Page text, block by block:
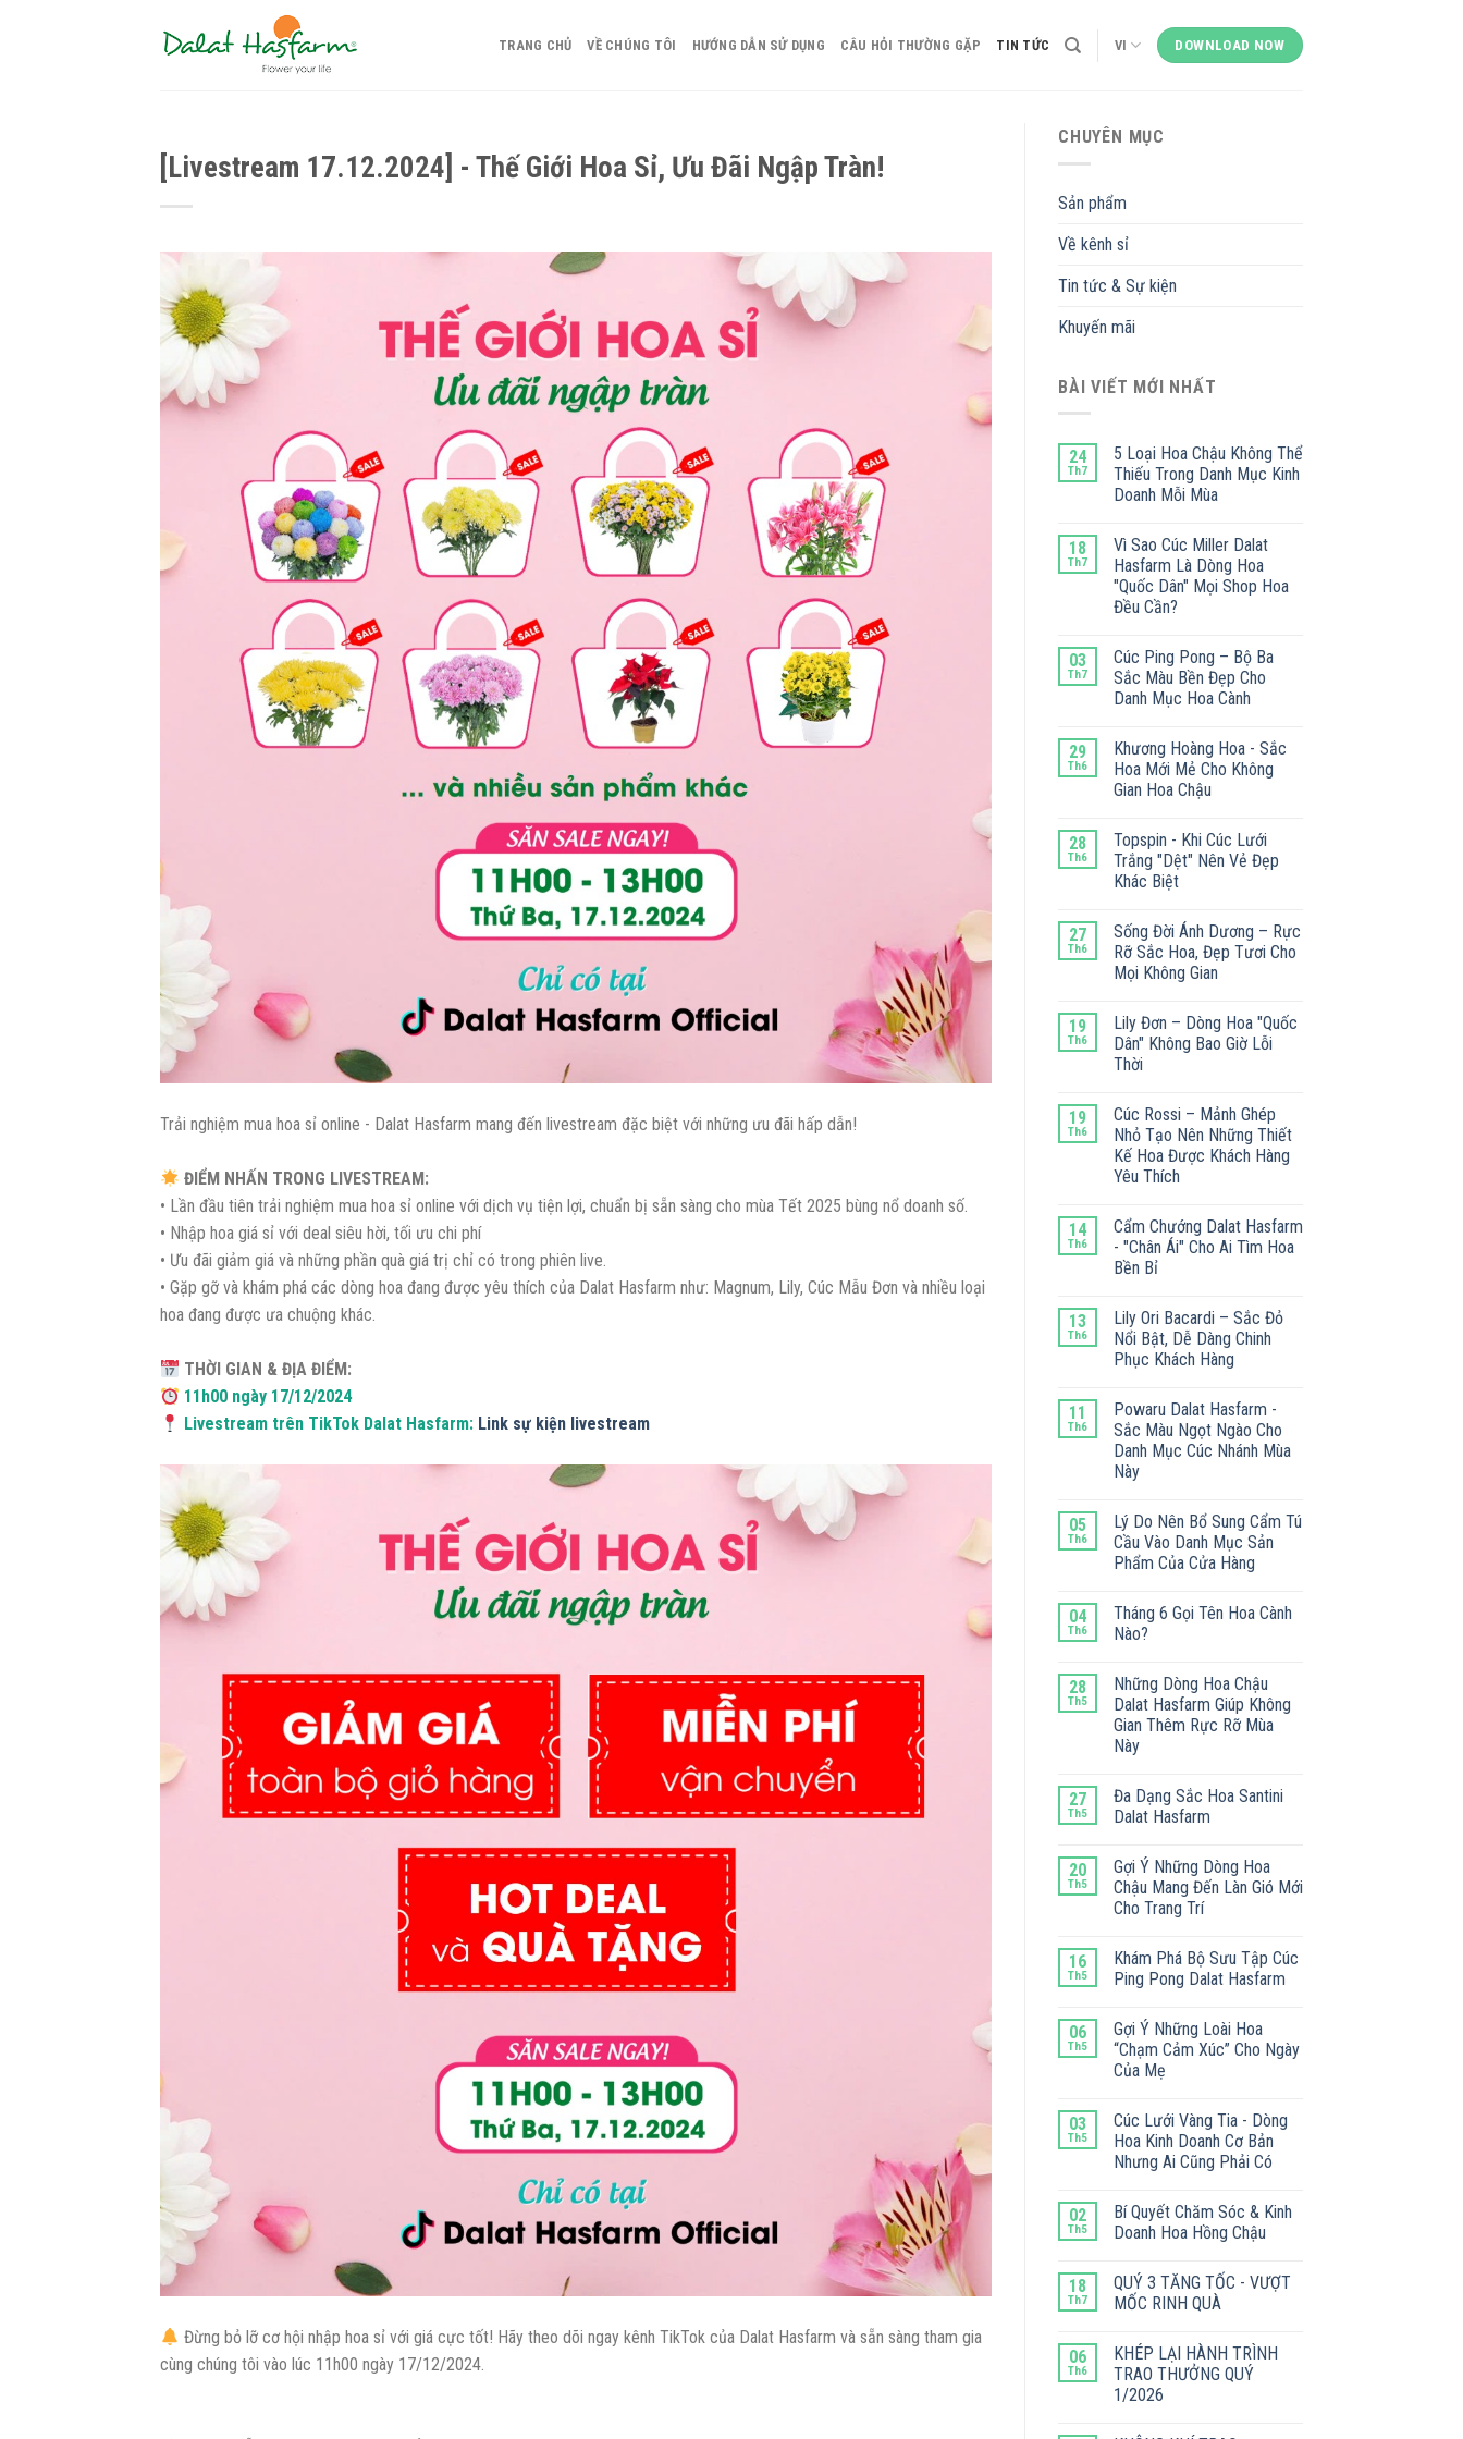
TRANG CHỦ VỀ CHÚNG TÔI HƯỚNG DẪN SỬ DỤNG CÂU HỎI THƯỜNG GẶP TIN TỨC VI DOWNLOAD NOW
[Livestream 17.12.2024] - Thế Giới Hoa Sỉ, Ưu Đãi Ngập Tràn!
Trải nghiệm mua hoa sỉ online - Dalat Hasfarm mang đến livestream đặc biệt với những ưu đãi hấp dẫn!
ĐIỂM NHẤN TRONG LIVESTREAM:
• Lần đầu tiên trải nghiệm mua hoa sỉ online với dịch vụ tiện lợi, chuẩn bị sẵn sàng cho mùa Tết 2025 bùng nổ doanh số.
• Nhập hoa giá sỉ với deal siêu hời, tối ưu chi phí
• Ưu đãi giảm giá và những phần quà giá trị chỉ có trong phiên live.
• Gặp gỡ và khám phá các dòng hoa đang được yêu thích của Dalat Hasfarm như: Magnum, Lily, Cúc Mẫu Đơn và nhiều loại
hoa đang được ưa chuộng khác.
THỜI GIAN & ĐỊA ĐIỂM:
11h00 ngày 17/12/2024
Livestream trên TikTok Dalat Hasfarm: Link sự kiện livestream
Đừng bỏ lỡ cơ hội nhập hoa sỉ với giá cực tốt! Hãy theo dõi ngay kênh TikTok của Dalat Hasfarm và sẵn sàng tham gia
cùng chúng tôi vào lúc 11h00 ngày 17/12/2024.
CHUYÊN MỤC
Sản phẩm
Về kênh sỉ
Tin tức & Sự kiện
Khuyến mãi
BÀI VIẾT MỚI NHẤT
24
Th7
5 Loại Hoa Chậu Không Thể
Thiếu Trong Danh Mục Kinh
Doanh Mỗi Mùa
18
Th7
Vì Sao Cúc Miller Dalat
Hasfarm Là Dòng Hoa
"Quốc Dân" Mọi Shop Hoa
Đều Cần?
03
Th7
Cúc Ping Pong – Bộ Ba
Sắc Màu Bền Đẹp Cho
Danh Mục Hoa Cành
29
Th6
Khương Hoàng Hoa - Sắc
Hoa Mới Mẻ Cho Không
Gian Hoa Chậu
28
Th6
Topspin - Khi Cúc Lưới
Trắng "Dệt" Nên Vẻ Đẹp
Khác Biệt
27
Th6
Sống Đời Ánh Dương – Rực
Rỡ Sắc Hoa, Đẹp Tươi Cho
Mọi Không Gian
19
Th6
Lily Đơn – Dòng Hoa "Quốc
Dân" Không Bao Giờ Lỗi
Thời
19
Th6
Cúc Rossi – Mảnh Ghép
Nhỏ Tạo Nên Những Thiết
Kế Hoa Được Khách Hàng
Yêu Thích
14
Th6
Cẩm Chướng Dalat Hasfarm
- "Chân Ái" Cho Ai Tìm Hoa
Bền Bỉ
13
Th6
Lily Ori Bacardi – Sắc Đỏ
Nổi Bật, Dễ Dàng Chinh
Phục Khách Hàng
11
Th6
Powaru Dalat Hasfarm -
Sắc Màu Ngọt Ngào Cho
Danh Mục Cúc Nhánh Mùa
Này
05
Th6
Lý Do Nên Bổ Sung Cẩm Tú
Cầu Vào Danh Mục Sản
Phẩm Của Cửa Hàng
04
Th6
Tháng 6 Gọi Tên Hoa Cành
Nào?
28
Th5
Những Dòng Hoa Chậu
Dalat Hasfarm Giúp Không
Gian Thêm Rực Rỡ Mùa
Này
27
Th5
Đa Dạng Sắc Hoa Santini
Dalat Hasfarm
20
Th5
Gợi Ý Những Dòng Hoa
Chậu Mang Đến Làn Gió Mới
Cho Trang Trí
16
Th5
Khám Phá Bộ Sưu Tập Cúc
Ping Pong Dalat Hasfarm
06
Th5
Gợi Ý Những Loài Hoa
“Chạm Cảm Xúc” Cho Ngày
Của Mẹ
03
Th5
Cúc Lưới Vàng Tia - Dòng
Hoa Kinh Doanh Cơ Bản
Nhưng Ai Cũng Phải Có
02
Th5
Bí Quyết Chăm Sóc & Kinh
Doanh Hoa Hồng Chậu
18
Th7
QUÝ 3 TĂNG TỐC - VƯỢT
MỐC RINH QUÀ
06
Th6
KHÉP LẠI HÀNH TRÌNH
TRAO THƯỞNG QUÝ
1/2026